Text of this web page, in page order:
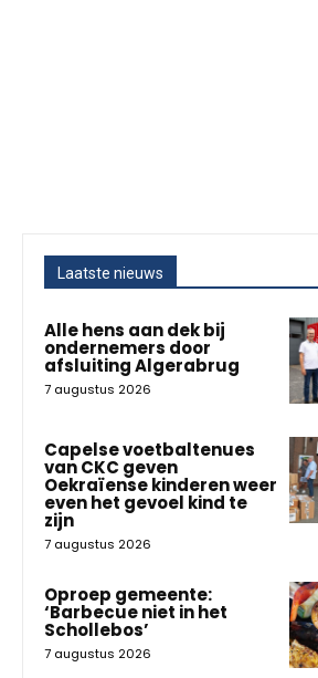
Laatste nieuws
Alle hens aan dek bij
ondernemers door
afsluiting Algerabrug
7 augustus 2026
Capelse voetbaltenues
van CKC geven
Oekraïense kinderen weer
even het gevoel kind te
zijn
7 augustus 2026
Oproep gemeente:
‘Barbecue niet in het
Schollebos’
7 augustus 2026